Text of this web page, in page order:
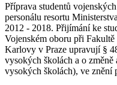
Příprava studentů
personálu resortu
2012 - 2018. Přijímání ke
Vojenském oboru při
Karlovy v Praze upravují §
vysokých školách a o
vysokých školách), ve znění